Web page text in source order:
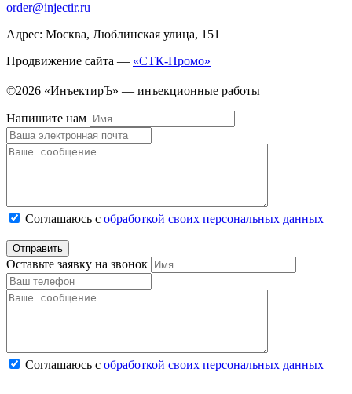
order@injectir.ru
Адрес: Москва, Люблинская улица, 151
Продвижение сайта — «СТК-Промо»
©2026 «ИнъектирЪ» — инъекционные работы
Напишите нам
Соглашаюсь с обработкой своих персональных данных
Оставьте заявку на звонок
Соглашаюсь с обработкой своих персональных данных